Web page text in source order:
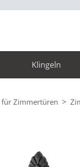
Klingeln
für Zimmertüren